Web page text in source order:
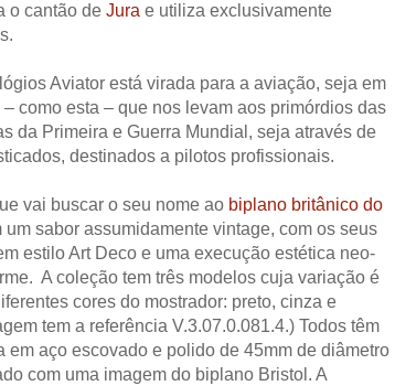
o cantão de Jura e utiliza exclusivamente
Aviator está virada para a aviação, seja em
como esta – que nos levam aos primórdios das
da Primeira e Guerra Mundial, seja através de
destinados a pilotos profissionais.
vai buscar o seu nome ao biplano britânico do
um sabor assumidamente vintage, com os seus
estilo Art Deco e uma execução estética neo-
A coleção tem três modelos cuja variação é
cores do mostrador: preto, cinza e
tem a referência V.3.07.0.081.4.) Todos têm
em aço escovado e polido de 45mm de diâmetro
com uma imagem do biplano Bristol. A